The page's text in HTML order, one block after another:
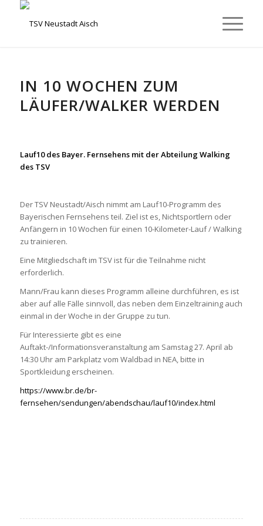
IN 10 WOCHEN ZUM
LÄUFER/WALKER WERDEN
Lauf10 des Bayer. Fernsehens mit der Abteilung Walking
des TSV
Der TSV Neustadt/Aisch nimmt am Lauf10-Programm des
Bayerischen Fernsehens teil. Ziel ist es, Nichtsportlern oder
Anfängern in 10 Wochen für einen 10-Kilometer-Lauf / Walking
zu trainieren.
Eine Mitgliedschaft im TSV ist für die Teilnahme nicht
erforderlich.
Mann/Frau kann dieses Programm alleine durchführen, es ist
aber auf alle Fälle sinnvoll, das neben dem Einzeltraining auch
einmal in der Woche in der Gruppe zu tun.
Für Interessierte gibt es eine
Auftakt-/Informationsveranstaltung am Samstag 27. April ab
14:30 Uhr am Parkplatz vom Waldbad in NEA, bitte in
Sportkleidung erscheinen.
https://www.br.de/br-
fernsehen/sendungen/abendschau/lauf10/index.html